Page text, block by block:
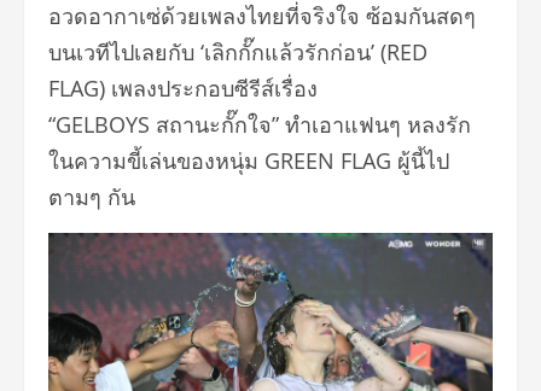
อวดอากาเซ่ด้วยเพลงไทยที่จริงใจ ซ้อมกันสดๆ
บนเวทีไปเลยกับ ‘เลิกกั๊กแล้วรักก่อน’ (RED
FLAG) เพลงประกอบซีรีส์เรื่อง
“GELBOYS สถานะกั๊กใจ” ทำเอาแฟนๆ หลงรัก
ในความขี้เล่นของหนุ่ม GREEN FLAG ผู้นี้ไป
ตามๆ กัน